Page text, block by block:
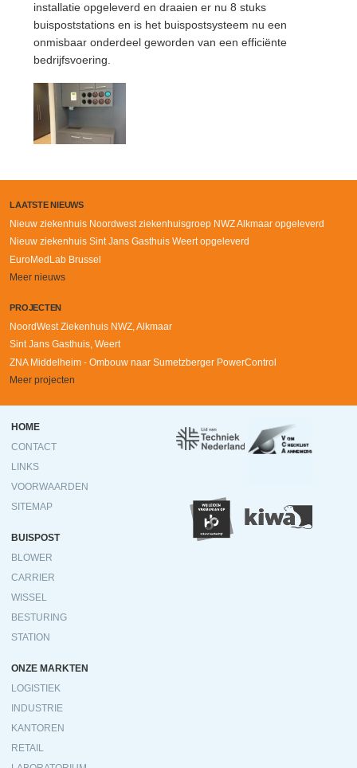
installatie opgeleverd en draaien er nu 8 stuks
buispoststations en is het buispostsysteem nu een
onmisbaar onderdeel geworden van een efficiënte
bedrijfsvoering.
LAATSTE NIEUWS
Nieuw ziekenhuis Noordwest ziekenhuisgroep NWZ Alkmaar opgeleverd
Nieuw ziekenhuis Sint Jans Gasthuis Weert opgeleverd
EuroMedLab Brussel
Meer nieuws
PROJECTEN
NoordWest Ziekenhuis NWZ, Alkmaar
Sint Jans Gasthuis, Weert
ZNA Middelheim - Ombouw naar Sumetzberger PowerControl
Meer projecten
Ondermenu
HOME
CONTACT
LINKS
VOORWAARDEN
SITEMAP
BUISPOST
BLOWER
CARRIER
WISSEL
BESTURING
STATION
ONZE MARKTEN
LOGISTIEK
INDUSTRIE
KANTOREN
RETAIL